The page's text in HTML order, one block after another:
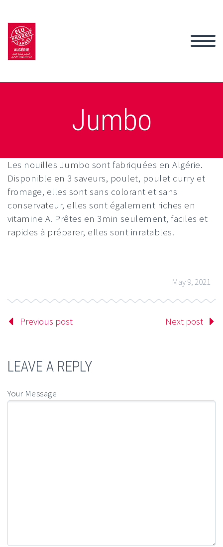
Jumbo
Les nouilles Jumbo sont fabriquées en Algérie.
Disponible en 3 saveurs, poulet, poulet curry et
fromage, elles sont sans colorant et sans
conservateur, elles sont également riches en
vitamine A. Prêtes en 3min seulement, faciles et
rapides à préparer, elles sont inratables.
May 9, 2021
Previous post Next post
LEAVE A REPLY
Your Message